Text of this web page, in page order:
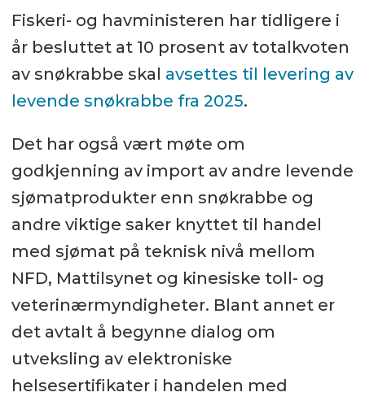
Fiskeri- og havministeren har tidligere i
år besluttet at 10 prosent av totalkvoten
av snøkrabbe skal avsettes til levering av
levende snøkrabbe fra 2025.
Det har også vært møte om
godkjenning av import av andre levende
sjømatprodukter enn snøkrabbe og
andre viktige saker knyttet til handel
med sjømat på teknisk nivå mellom
NFD, Mattilsynet og kinesiske toll- og
veterinærmyndigheter. Blant annet er
det avtalt å begynne dialog om
utveksling av elektroniske
helsesertifikater i handelen med